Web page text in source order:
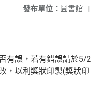
發布單位： 圖書館 |
有誤，若有錯誤請於5/2
，以利獎狀印製(獎狀印